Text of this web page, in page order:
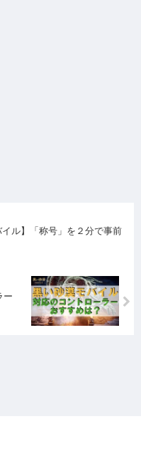
イル】「称号」を２分で事前
ー